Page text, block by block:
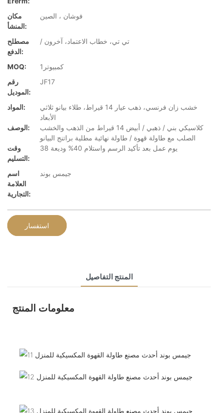
مكان
المنشأ:
فوشان ، الصين
مصطلح
الدفع:
/ تي تي، خطاب الاعتماد، آخرون
MOQ:
كمبيوتر1
رقم
الموديل:
JF17
المواد:
خشب زان فرنسي، ذهب عيار 14 قيراط، طلاء بيانو ثلاثي
الأبعاد
الوصف:
كلاسيكي بني / ذهبي / أبيض 14 قيراط من الذهب والخشب
الصلب مع طاولة قهوة / طاولة نهائية مطلية براتنج البيانو
وقت
التسليم:
38 يوم عمل بعد تأكيد الرسم واستلام 40% وديعة
اسم
العلامة
التجارية:
جيمس بوند
استفسار
المنتج التفاصيل
معلومات المنتج